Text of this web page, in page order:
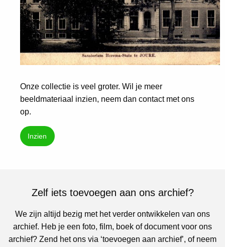
Onze collectie is veel groter. Wil je meer
beeldmateriaal inzien, neem dan contact met ons
op.
Inzien
Zelf iets toevoegen aan ons archief?
We zijn altijd bezig met het verder ontwikkelen van ons
archief. Heb je een foto, film, boek of document voor ons
archief? Zend het ons via ‘toevoegen aan archief’, of neem